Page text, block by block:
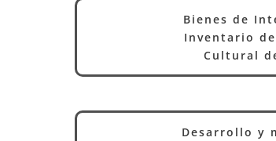
Bienes de
Inventario
Cultural
Desarrollo y